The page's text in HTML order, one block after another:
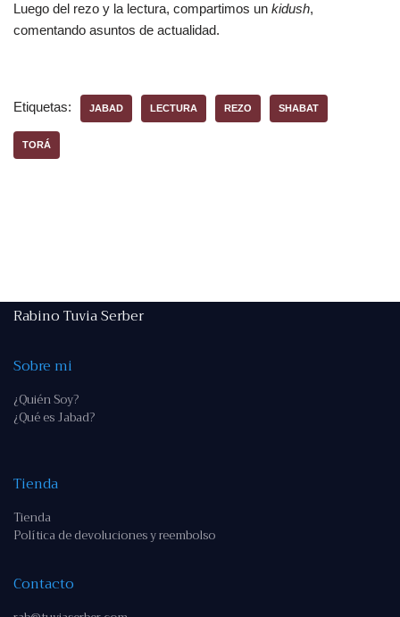
Luego del rezo y la lectura, compartimos un kidush,
comentando asuntos de actualidad.
Etiquetas: JABAD LECTURA REZO SHABAT
TORÁ
Rabino Tuvia Serber
Sobre mi
¿Quién Soy?
¿Qué es Jabad?
Tienda
Tienda
Política de devoluciones y reembolso
Contacto